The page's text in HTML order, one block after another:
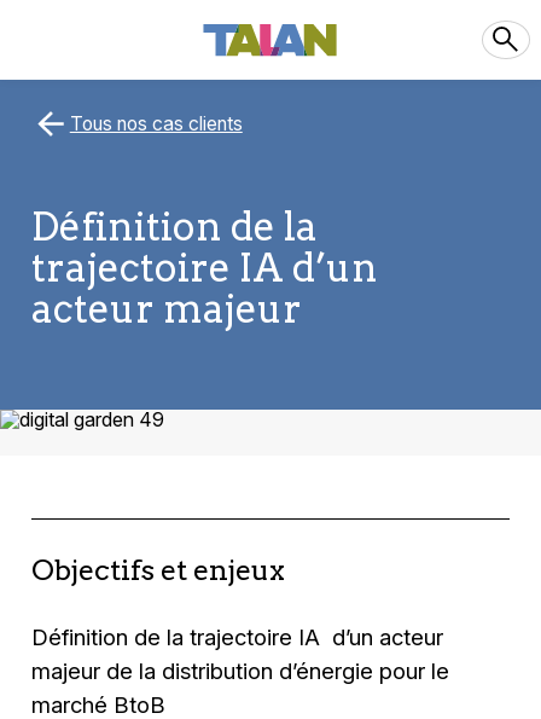
Tous nos cas clients
Définition de la
trajectoire IA d’un
acteur majeur
Objectifs et enjeux
Définition de la trajectoire IA d’un acteur
majeur de la distribution d’énergie pour le
marché BtoB